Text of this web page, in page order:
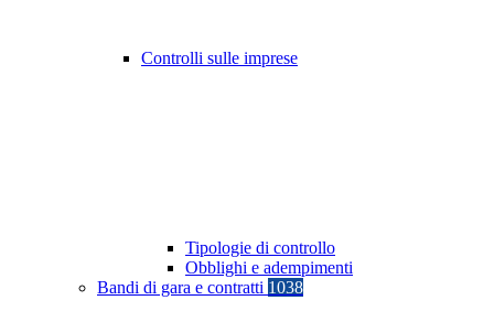
Controlli sulle imprese
Tipologie di controllo
Obblighi e adempimenti
Bandi di gara e contratti 1038